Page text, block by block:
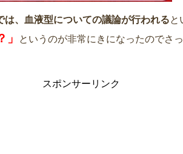
は、血液型についての議論が行われると
というのが非常にきになったのでさ
スポンサーリンク